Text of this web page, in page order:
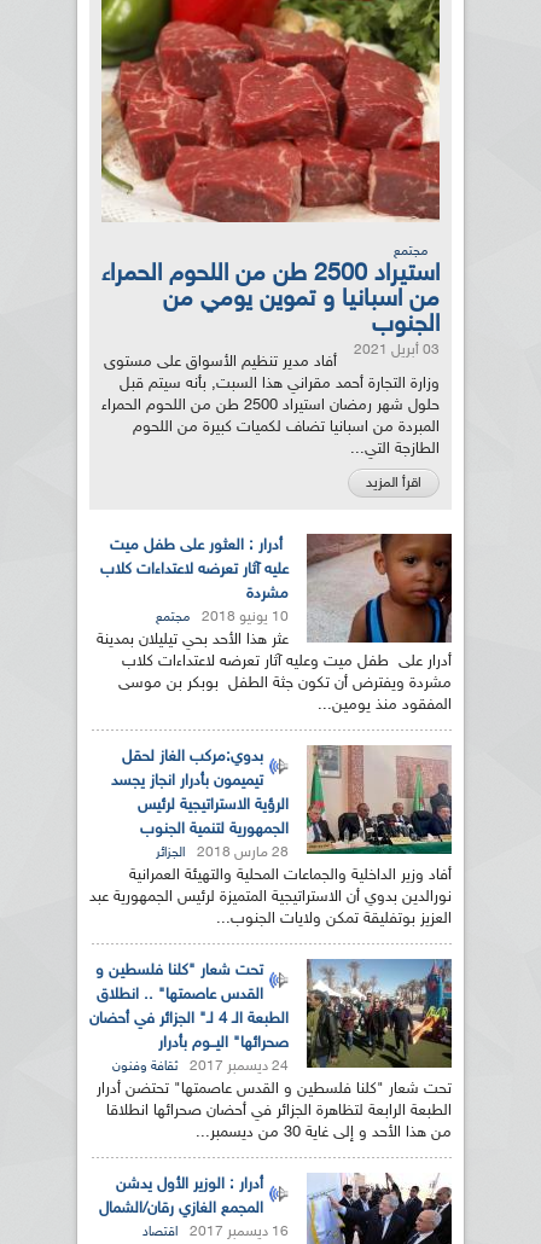
مجتمع
استيراد 2500 طن من اللحوم الحمراء
من اسبانيا و تموين يومي من
الجنوب
03 أبريل 2021
أفاد مدير تنظيم الأسواق على مستوى
وزارة التجارة أحمد مقراني هذا السبت, بأنه سيتم قبل
حلول شهر رمضان استيراد 2500 طن من اللحوم الحمراء
المبردة من اسبانيا تضاف لكميات كبيرة من اللحوم
الطازجة التي...
اقرأ المزيد
أدرار : العثور على طفل ميت
عليه آثار تعرضه لاعتداءات كلاب
مشردة
10 يونيو 2018 مجتمع
عثر هذا الأحد بحي تيليلان بمدينة
أدرار على طفل ميت وعليه آثار تعرضه لاعتداءات كلاب
مشردة ويفترض أن تكون جثة الطفل بوبكر بن موسى
المفقود منذ يومين...
بدوي:مركب الغاز لحقل
تيميمون بأدرار انجاز يجسد
الرؤية الاستراتيجية لرئيس
الجمهورية لتنمية الجنوب
28 مارس 2018 الجزائر
أفاد وزير الداخلية والجماعات المحلية والتهيئة العمرانية
نورالدين بدوي أن الاستراتيجية المتميزة لرئيس الجمهورية عبد
العزيز بوتفليقة تمكن ولايات الجنوب...
تحت شعار "كلنا فلسطين و
القدس عاصمتها" .. انطلاق
الطبعة الـ 4 لـ" الجزائر في أحضان
صحرائها" اليــوم بأدرار
24 ديسمبر 2017 ثقافة وفنون
تحت شعار "كلنا فلسطين و القدس عاصمتها" تحتضن أدرار
الطبعة الرابعة لتظاهرة الجزائر في أحضان صحرائها انطلاقا
من هذا الأحد و إلى غاية 30 من ديسمبر...
أدرار : الوزير الأول يدشن
المجمع الغازي رقان/الشمال
16 ديسمبر 2017 اقتصاد